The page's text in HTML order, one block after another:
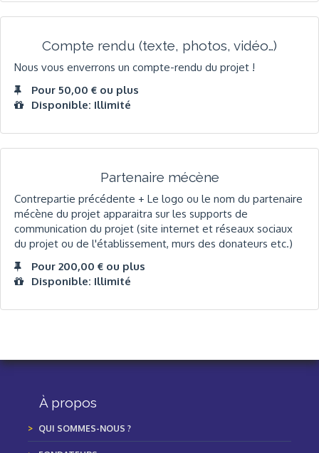
Compte rendu (texte, photos, vidéo…)
Nous vous enverrons un compte-rendu du projet !
Pour 50,00 € ou plus
Disponible: Illimité
Partenaire mécène
Contrepartie précédente + Le logo ou le nom du partenaire
mécène du projet apparaitra sur les supports de
communication du projet (site internet et réseaux sociaux
du projet ou de l'établissement, murs des donateurs etc.)
Pour 200,00 € ou plus
Disponible: Illimité
À propos
QUI SOMMES-NOUS ?